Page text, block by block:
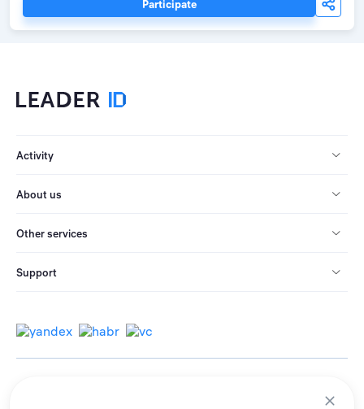
Participate
Activity
About us
Other services
Support